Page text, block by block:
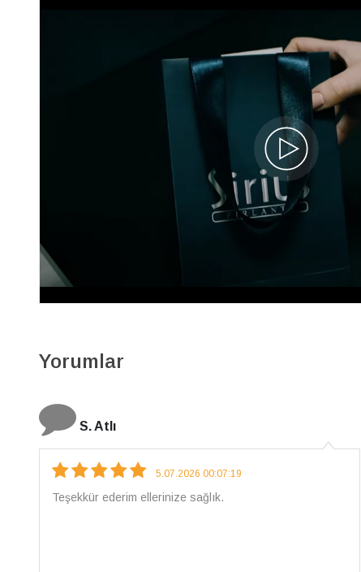
Pırlanta ve Oval Safir Taşlı Anturaj Küpe
17E0024
Yorumlar
N. Elçi
4.08.2026 16:27:03
Çarpıcı ve olağanüstü bir işçilikle hazırlanmış bir